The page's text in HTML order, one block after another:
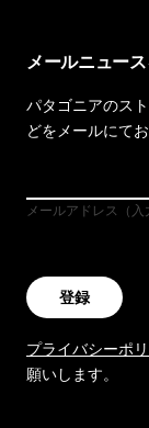
メールニュー
パタゴニアのス
どをメールにて
メールアドレス（入
登録
プライバシーポ
願いします。